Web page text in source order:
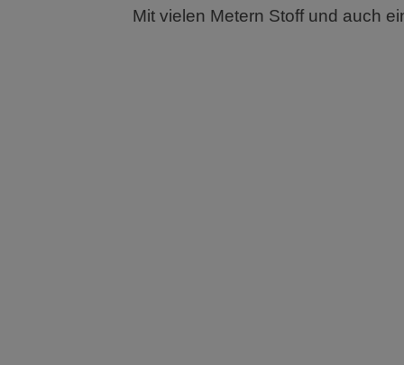
Mit vielen Metern Stoff und auch